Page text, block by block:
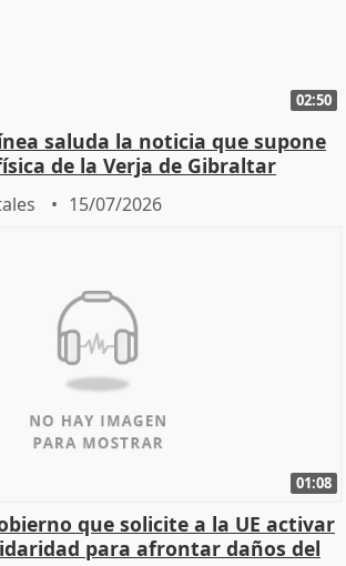
02:50
saluda la noticia que supone
de la Verja de Gibraltar
15/07/2026
01:08
que solicite a la UE activar
para afrontar daños del